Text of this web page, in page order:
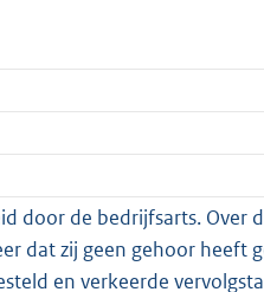
door de bedrijfsarts. Over
dat zij geen gehoor heeft
en verkeerde